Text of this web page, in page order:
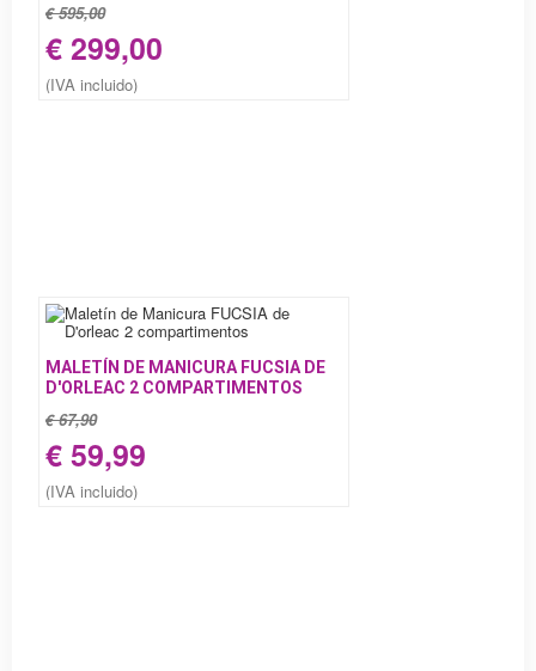
€ 595,00
€ 299,00
(IVA incluido)
MALETÍN DE MANICURA FUCSIA DE
D'ORLEAC 2 COMPARTIMENTOS
€ 67,90
€ 59,99
(IVA incluido)